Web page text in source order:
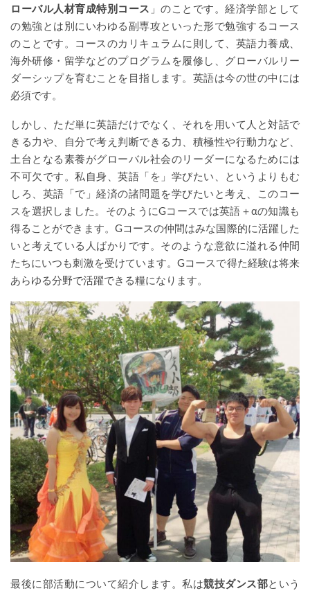
ローバル人材育成特別コース 」のことです。経済学部として
の勉強とは別にいわゆる副専攻といった形で勉強するコース
のことです。コースのカリキュラムに則して、英語力養成、
海外研修・留学などのプログラムを履修し、グローバルリー
ダーシップを育むことを目指します。英語は今の世の中には
必須です。
しかし、ただ単に英語だけでなく、それを用いて人と対話で
きる力や、自分で考え判断できる力、積極性や行動力など、
土台となる素養がグローバル社会のリーダーになるためには
不可欠です。私自身、英語「を」学びたい、というよりもむ
しろ、英語「で」経済の諸問題を学びたいと考え、このコー
スを選択しました。そのようにGコースでは英語＋αの知識も
得ることができます。Gコースの仲間はみな国際的に活躍した
いと考えている人ばかりです。そのような意欲に溢れる仲間
たちにいつも刺激を受けています。Gコースで得た経験は将来
あらゆる分野で活躍できる糧になります。
最後に部活動について紹介します。私は競技ダンス部という